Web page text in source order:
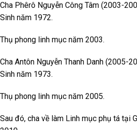
Cha Phêrô Nguyễn Công Tâm (2003-
Sinh năm 1972.
Thụ phong linh mục năm 2003.
Cha Antôn Nguyễn Thanh Danh (2005-
Sinh năm 1973.
Thụ phong linh mục năm 2005.
Sau đó, cha về làm Linh mục phụ tá tại